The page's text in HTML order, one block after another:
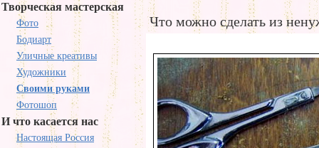
Творческая мастерская
Фото
Бодиарт
Уличные креативы
Художники
Своими руками
Фотошоп
И что касается нас
Настоящая Россия
Что можно сделать из